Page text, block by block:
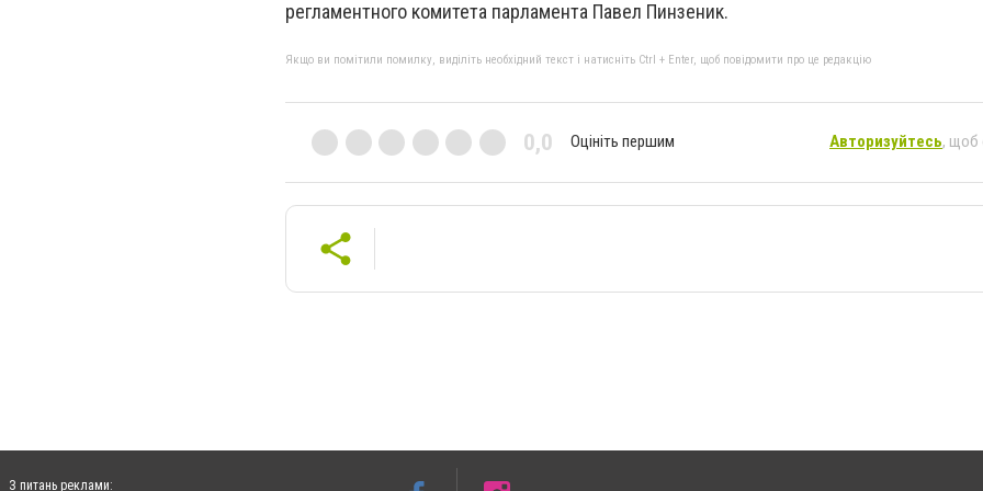
регламентного комитета парламента Павел Пинзеник.
Якщо ви помітили помилку, виділіть необхідний текст і натисніть Ctrl + Enter, щоб повідомити про це редакцію
0,0 Оцініть першим Авторизуйтесь, щоб
З питань реклами: